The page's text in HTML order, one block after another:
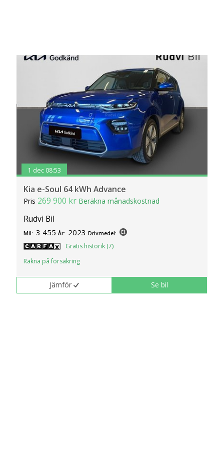
1 dec 08:53
Kia e-Soul 64 kWh Advance
Pris 269 900 kr Beräkna månadskostnad
Rudvi Bil
Mil: 3 455 År: 2023 Drivmedel:
Gratis historik (7)
Räkna på försäkring
Jämför Se bil